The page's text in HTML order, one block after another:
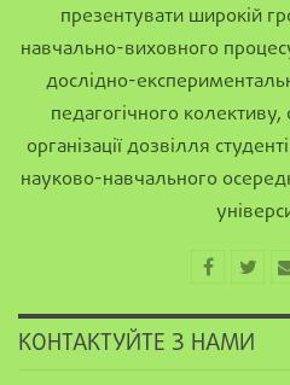
презентувати широкій
навчально-виховного
дослідно-
педагогічного
організації дозвілля
науково-навчального
КОНТАКТУЙТЕ З НАМИ